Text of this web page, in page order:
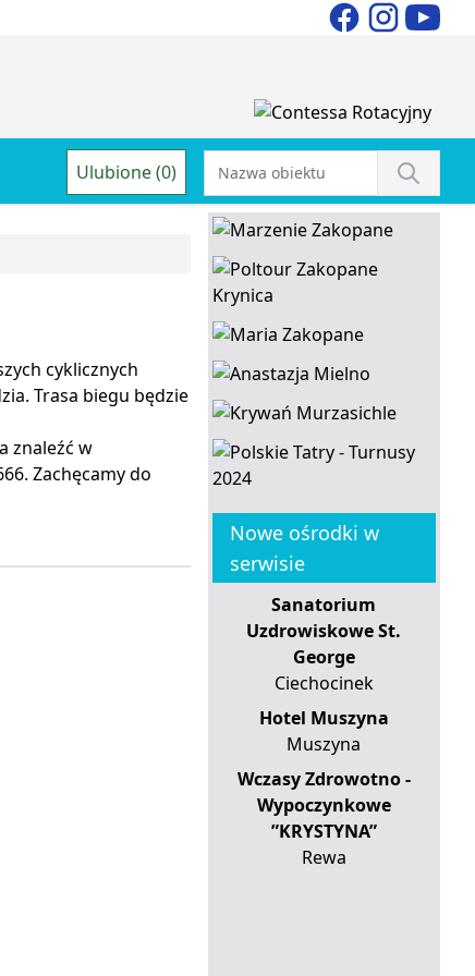
Ulubione (0)
cyklicznych
Trasa biegu będzie
znaleźć w
Zachęcamy do
Nowe ośrodki w
serwisie
Sanatorium
Uzdrowiskowe St.
George
Ciechocinek
Hotel Muszyna
Muszyna
Wczasy Zdrowotno -
Wypoczynkowe
”KRYSTYNA”
Rewa